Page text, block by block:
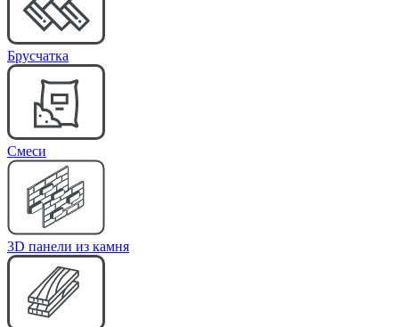
Брусчатка
Cмеси
3D панели из камня